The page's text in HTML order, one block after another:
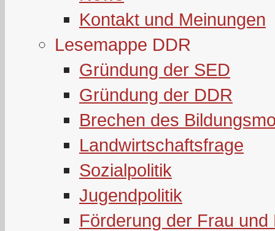
Kontakt und Meinungen
Lesemappe DDR
Gründung der SED
Gründung der DDR
Brechen des
Landwirtschaftsfrage
Sozialpolitik
Jugendpolitik
Förderung der Frau und